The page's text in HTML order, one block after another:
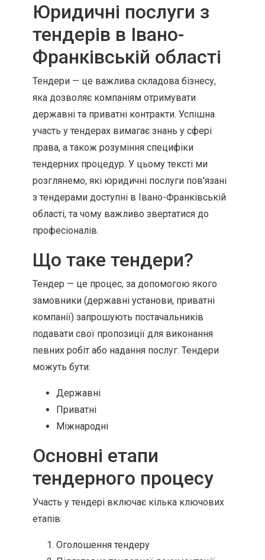
Юридичні послуги з
тендерів в Івано-
Франківській області
Тендери — це важлива складова бізнесу,
яка дозволяє компаніям отримувати
державні та приватні контракти. Успішна
участь у тендерах вимагає знань у сфері
права, а також розуміння специфіки
тендерних процедур. У цьому тексті ми
розглянемо, які юридичні послуги пов'язані
з тендерами доступні в Івано-Франківській
області, та чому важливо звертатися до
професіоналів.
Що таке тендери?
Тендер — це процес, за допомогою якого
замовники (державні установи, приватні
компанії) запрошують постачальників
подавати свої пропозиції для виконання
певних робіт або надання послуг. Тендери
можуть бути:
Державні
Приватні
Міжнародні
Основні етапи
тендерного процесу
Участь у тендері включає кілька ключових
етапів:
Оголошення тендеру